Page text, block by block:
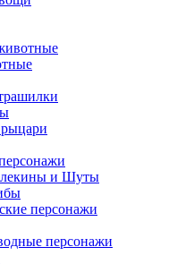
и Шуты
персонажи
персонажи